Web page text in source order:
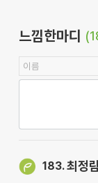
느낌한마디
183.최정림